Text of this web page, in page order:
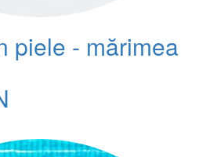
piele - mărimea